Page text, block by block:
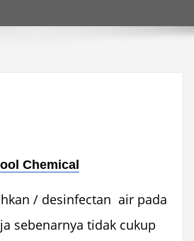
Chemical
/ desinfectan air pada
sebenarnya tidak cukup